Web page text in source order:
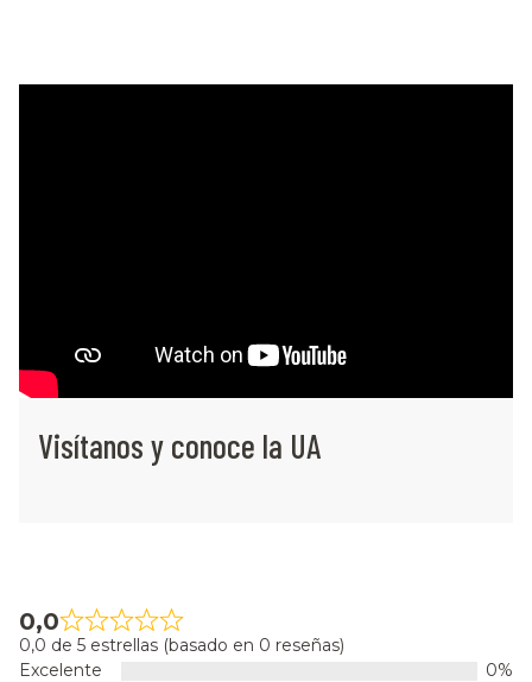
Visítanos y conoce la UA
0,0
0,0 de 5 estrellas (basado en 0 reseñas)
Excelente
0%